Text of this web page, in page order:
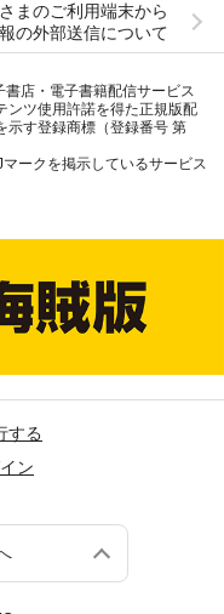
まのご利用端末から
の外部送信について
店・電子書籍配信サービス
ンツ使用許諾を得た正規版配
示す登録商標（登録番号 第
ークを掲示しているサービス
する
ン